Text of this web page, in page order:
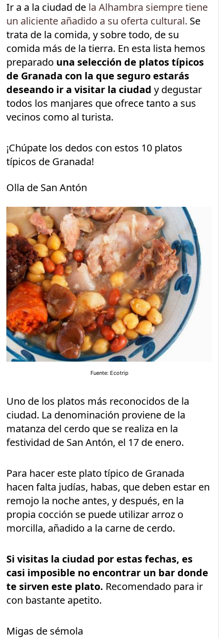
Ir a a la ciudad de la Alhambra siempre tiene
un aliciente añadido a su oferta cultural. Se
trata de la comida, y sobre todo, de su
comida más de la tierra. En esta lista hemos
preparado una selección de platos típicos
de Granada con la que seguro estarás
deseando ir a visitar la ciudad y degustar
todos los manjares que ofrece tanto a sus
vecinos como al turista.
¡Chúpate los dedos con estos 10 platos
típicos de Granada!
Olla de San Antón
Fuente: Ecotrip
Uno de los platos más reconocidos de la
ciudad. La denominación proviene de la
matanza del cerdo que se realiza en la
festividad de San Antón, el 17 de enero.
Para hacer este plato típico de Granada
hacen falta judías, habas, que deben estar en
remojo la noche antes, y después, en la
propia cocción se puede utilizar arroz o
morcilla, añadido a la carne de cerdo.
Si visitas la ciudad por estas fechas, es
casi imposible no encontrar un bar donde
te sirven este plato. Recomendado para ir
con bastante apetito.
Migas de sémola